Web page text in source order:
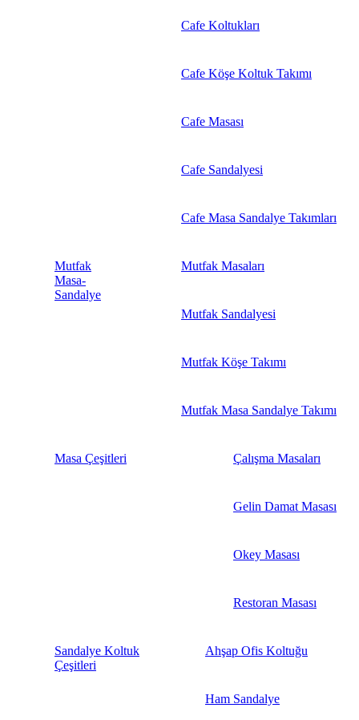
Cafe Koltukları
Cafe Köşe Koltuk Takımı
Cafe Masası
Cafe Sandalyesi
Cafe Masa Sandalye Takımları
Mutfak
Masa-
Sandalye
Mutfak Masaları
Mutfak Sandalyesi
Mutfak Köşe Takımı
Mutfak Masa Sandalye Takımı
Masa Çeşitleri Çalışma Masaları
Gelin Damat Masası
Okey Masası
Restoran Masası
Sandalye Koltuk
Çeşitleri
Ahşap Ofis Koltuğu
Ham Sandalye